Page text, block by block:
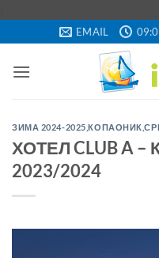
content
EMAIL
ЗИМА 2024-2025 ,КОПАОНИК ,
ХОТЕЛ CLUB A –
2023/2024